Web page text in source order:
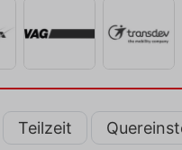
Teilzeit